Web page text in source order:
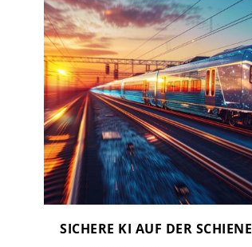
SICHERE KI AUF DER SCHIENE